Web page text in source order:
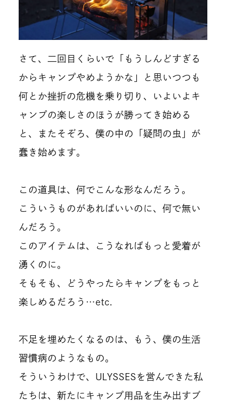
さて、二回目くらいで「もうしんどすぎる
からキャンプやめようかな」と思いつつも
何とか挫折の危機を乗り切り、いよいよキ
ャンプの楽しさのほうが勝ってき始める
と、またそぞろ、僕の中の「疑問の虫」が
蠢き始めます。
この道具は、何でこんな形なんだろう。
こういうものがあればいいのに、何で無い
んだろう。
このアイテムは、こうなればもっと愛着が
湧くのに。
そもそも、どうやったらキャンプをもっと
楽しめるだろう…etc.
不足を埋めたくなるのは、もう、僕の生活
習慣病のようなもの。
そういうわけで、ULYSSESを営んできた私
たちは、新たにキャンプ用品を生み出すブ